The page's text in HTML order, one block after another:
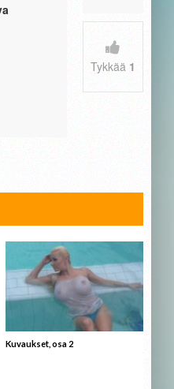
Tykkää 1
Kuvaukset, osa 2